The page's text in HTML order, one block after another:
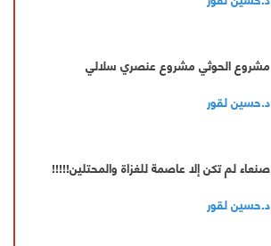
مشروع الحوثي مشروع عنصري سلالي
د.حسين لقور
صنعاء لم تكن إلا عاصمة للغزاة والمحتلين!!!!!
د.حسين لقور